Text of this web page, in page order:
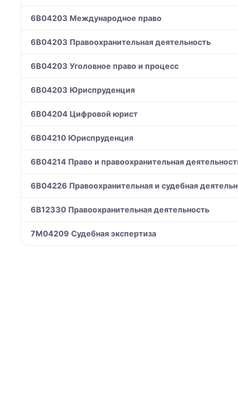
6B04203 Международное право
6B04203 Правоохранительная деятельность
6B04203 Уголовное право и процесс
6B04203 Юриспруденция
6B04204 Цифровой юрист
6B04210 Юриспруденция
6B04214 Право и правоохранительная
6B04226 Правоохранительная и судебная
6B12330 Правоохранительная деятельность
7M04209 Судебная экспертиза